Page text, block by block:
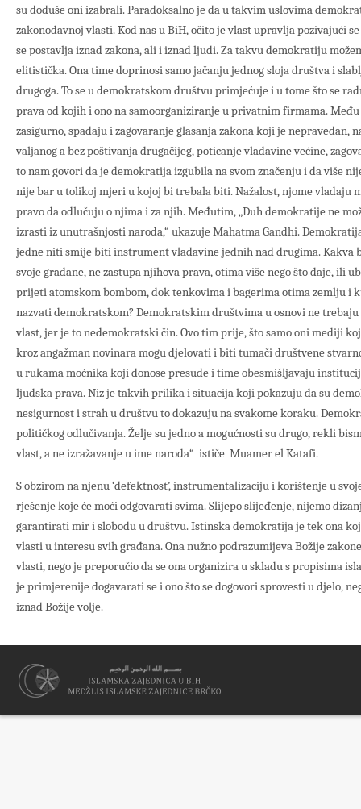
su doduše oni izabrali. Paradoksalno je da u takvim uslovima
zakonodavnoj vlasti. Kod nas u BiH, očito je vlast upravlja pozivajući
se postavlja iznad zakona, ali i iznad ljudi. Za takvu demokratiju
elitistička. Ona time doprinosi samo jačanju jednog sloja društva i
drugoga. To se u demokratskom društvu primjećuje i u tome što se
prava od kojih i ono na samoorganiziranje u privatnim firmama.
zasigurno, spadaju i zagovaranje glasanja zakona koji je nepravedan,
valjanog a bez poštivanja drugačijeg, poticanje vladavine većine,
to nam govori da je demokratija izgubila na svom značenju i da više
nije bar u tolikoj mjeri u kojoj bi trebala biti. Nažalost, njome vladaju
pravo da odlučuju o njima i za njih. Međutim, „Duh demokratije ne
izrasti iz unutrašnjosti naroda,“ ukazuje Mahatma Gandhi.
jedne niti smije biti instrument vladavine jednih nad drugima. Kakva
svoje građane, ne zastupa njihova prava, otima više nego što daje, ili
prijeti atomskom bombom, dok tenkovima i bagerima otima zemlju i
nazvati demokratskom? Demokratskim društvima u osnovi ne
vlast, jer je to nedemokratski čin. Ovo tim prije, što samo oni mediji
kroz angažman novinara mogu djelovati i biti tumači društvene
u rukama moćnika koji donose presude i time obesmišljavaju
ljudska prava. Niz je takvih prilika i situacija koji pokazuju da su
nesigurnost i strah u društvu to dokazuju na svakome koraku.
političkog odlučivanja. Želje su jedno a mogućnosti su drugo, rekli
vlast, a ne izražavanje u ime naroda“ ističe Muamer el Katafi.
S obzirom na njenu ‘defektnost’, instrumentalizaciju i korištenje u
rješenje koje će moći odgovarati svima. Slijepo slijeđenje, nijemo
garantirati mir i slobodu u društvu. Istinska demokratija je tek ona
vlasti u interesu svih građana. Ona nužno podrazumijeva Božije
vlasti, nego je preporučio da se ona organizira u skladu s propisima
je primjerenije dogavarati se i ono što se dogovori sprovesti u djelo,
iznad Božije volje.